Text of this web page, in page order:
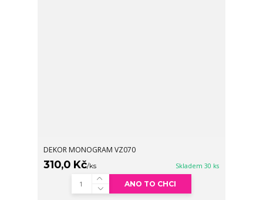
DEKOR MONOGRAM VZ070
310,0 Kč/ks Skladem 30 ks
ANO TO CHCI